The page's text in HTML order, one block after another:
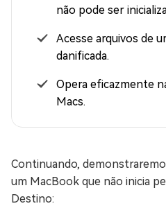
não pode ser
Acesse arquivos de
danificada.
Opera eficazmente
Macs.
Continuando,
um MacBook que não inicia
Destino: